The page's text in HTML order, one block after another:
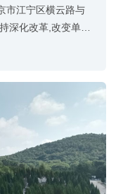
市江宁区横云路与
深化改革,改变单一
,步入健康发展的